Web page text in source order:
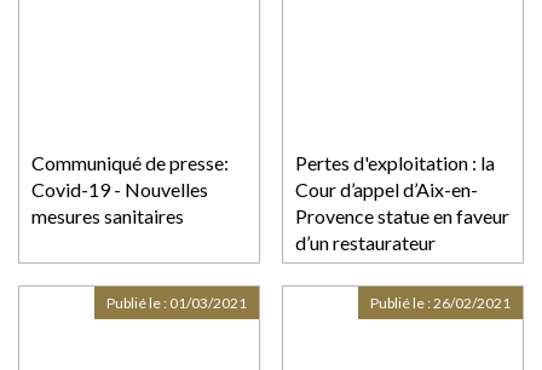
Communiqué de presse:
Covid-19 - Nouvelles
mesures sanitaires
Pertes d'exploitation : la
Cour d’appel d’Aix-en-
Provence statue en faveur
d’un restaurateur
Publié le : 01/03/2021 Publié le :26/02/2021